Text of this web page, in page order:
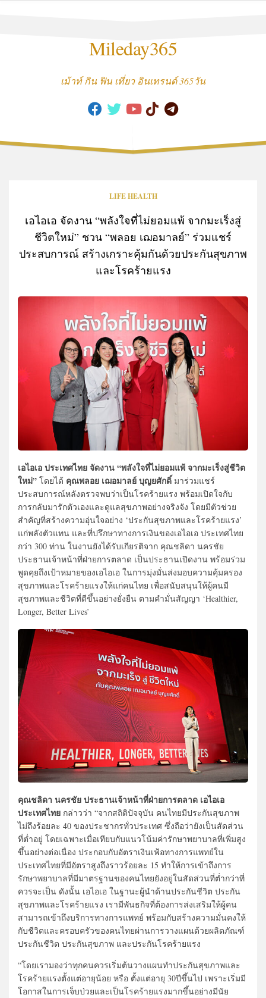
Mileday365
เม้าท์ กิน ฟิน เที่ยว อินเทรนด์ 365วัน
LIFE HEALTH
เอไอเอ จัดงาน “พลังใจที่ไม่ยอมแพ้ จากมะเร็งสู่
ชีวิตใหม่” ชวน “พลอย เฌอมาลย์” ร่วมแชร์
ประสบการณ์ สร้างเกราะคุ้มกันด้วยประกันสุขภาพ
และโรคร้ายแรง
เอไอเอ ประเทศไทย จัดงาน “พลังใจที่ไม่ยอมแพ้ จากมะเร็งสู่ชีวิต
ใหม่” โดยได้ คุณพลอย เฌอมาลย์ บุญยศักดิ์ มาร่วมแชร์
ประสบการณ์หลังตรวจพบว่าเป็นโรคร้ายแรง พร้อมเปิดใจกับ
การกลับมารักตัวเองและดูแลสุขภาพอย่างจริงจัง โดยมีตัวช่วย
สำคัญที่สร้างความอุ่นใจอย่าง ‘ประกันสุขภาพและโรคร้ายแรง’
แก่พลังตัวแทน และที่ปรึกษาทางการเงินของเอไอเอ ประเทศไทย
กว่า 300 ท่าน ในงานยังได้รับเกียรติจาก คุณชลิดา นครชัย
ประธานเจ้าหน้าที่ฝ่ายการตลาด เป็นประธานเปิดงาน พร้อมร่วม
พูดคุยถึงเป้าหมายของเอไอเอ ในการมุ่งมั่นส่งมอบความคุ้มครอง
สุขภาพและโรคร้ายแรงให้แก่คนไทย เพื่อสนับสนุนให้ผู้คนมี
สุขภาพและชีวิตที่ดีขึ้นอย่างยั่งยืน ตามคำมั่นสัญญา ‘Healthier,
Longer, Better Lives’
คุณชลิดา นครชัย ประธานเจ้าหน้าที่ฝ่ายการตลาด เอไอเอ
ประเทศไทย กล่าวว่า “จากสถิติปัจจุบัน คนไทยมีประกันสุขภาพ
ไม่ถึงร้อยละ 40 ของประชากรทั่วประเทศ ซึ่งถือว่ายังเป็นสัดส่วน
ที่ต่ำอยู่ โดยเฉพาะเมื่อเทียบกับแนวโน้มค่ารักษาพยาบาลที่เพิ่มสูง
ขึ้นอย่างต่อเนื่อง ประกอบกับอัตราเงินเฟ้อทางการแพทย์ใน
ประเทศไทยที่มีอัตราสูงถึงราวร้อยละ 15 ทำให้การเข้าถึงการ
รักษาพยาบาลที่มีมาตรฐานของคนไทยยังอยู่ในสัดส่วนที่ต่ำกว่าที่
ควรจะเป็น ดังนั้น เอไอเอ ในฐานะผู้นำด้านประกันชีวิต ประกัน
สุขภาพและโรคร้ายแรง เรามีพันธกิจที่ต้องการส่งเสริมให้ผู้คน
สามารถเข้าถึงบริการทางการแพทย์ พร้อมกับสร้างความมั่นคงให้
กับชีวิตและครอบครัวของคนไทยผ่านการวางแผนด้วยผลิตภัณฑ์
ประกันชีวิต ประกันสุขภาพ และประกันโรคร้ายแรง
“โดยเรามองว่าทุกคนควรเริ่มต้นวางแผนทำประกันสุขภาพและ
โรคร้ายแรงตั้งแต่อายุน้อย หรือ ตั้งแต่อายุ 30ปีขึ้นไป เพราะเริ่มมี
โอกาสในการเจ็บป่วยและเป็นโรคร้ายแรงมากขึ้นอย่างมีนัย